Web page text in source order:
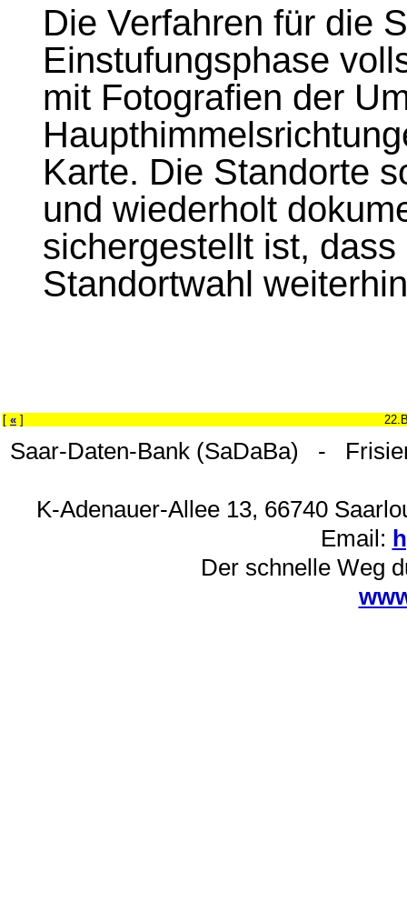
Die Verfahren für die
Einstufungsphase
mit Fotografien der
Karte. Die Standorte
und wiederholt
sichergestellt ist,
Standortwahl
[ « ]
Saar-Daten-Bank (SaDaBa) -
K-Adenauer-Allee 13, 66740
Email:
Der schnelle Weg